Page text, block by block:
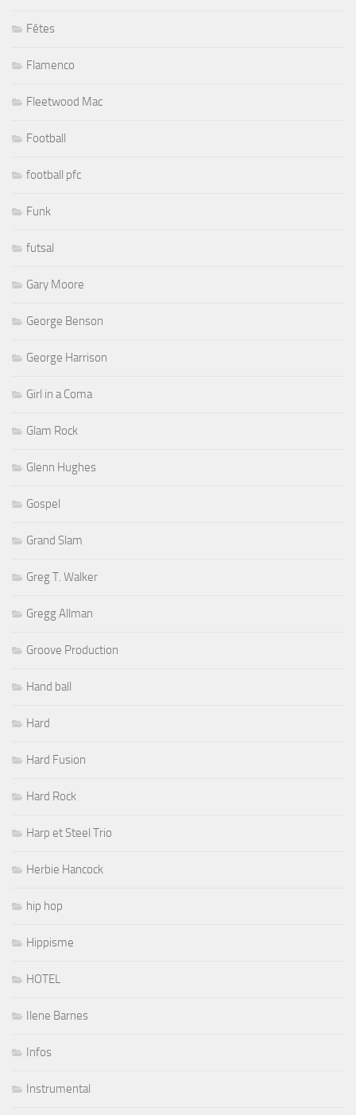
Fêtes
Flamenco
Fleetwood Mac
Football
football pfc
Funk
futsal
Gary Moore
George Benson
George Harrison
Girl in a Coma
Glam Rock
Glenn Hughes
Gospel
Grand Slam
Greg T. Walker
Gregg Allman
Groove Production
Hand ball
Hard
Hard Fusion
Hard Rock
Harp et Steel Trio
Herbie Hancock
hip hop
Hippisme
HOTEL
Ilene Barnes
Infos
Instrumental